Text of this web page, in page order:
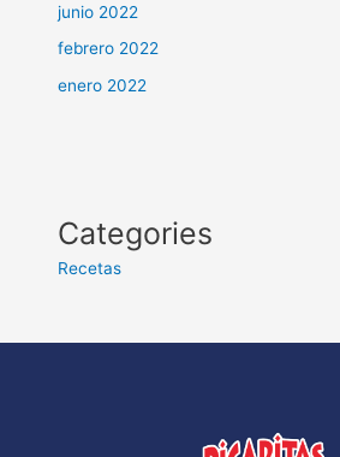
junio 2022
febrero 2022
enero 2022
Categories
Recetas